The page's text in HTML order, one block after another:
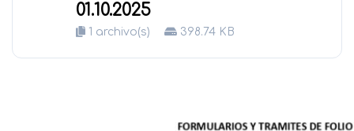
01.10.2025
1 archivo(s) 398.74 KB